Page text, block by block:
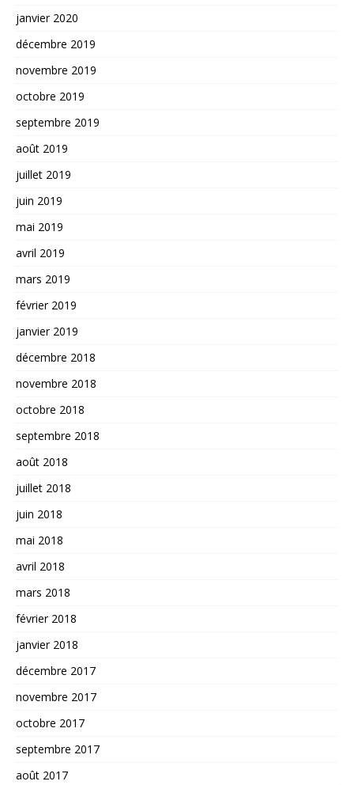
janvier 2020
décembre 2019
novembre 2019
octobre 2019
septembre 2019
août 2019
juillet 2019
juin 2019
mai 2019
avril 2019
mars 2019
février 2019
janvier 2019
décembre 2018
novembre 2018
octobre 2018
septembre 2018
août 2018
juillet 2018
juin 2018
mai 2018
avril 2018
mars 2018
février 2018
janvier 2018
décembre 2017
novembre 2017
octobre 2017
septembre 2017
août 2017